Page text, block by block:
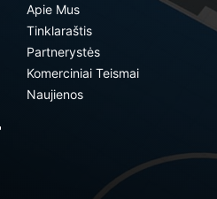
Apie Mus
Tinklaraštis
Partnerystės
Komerciniai Teismai
Naujienos